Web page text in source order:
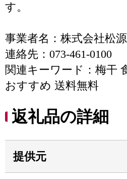
す。
事業者名：株式会社松源
連絡先：073-461-0100
関連キーワード：梅干
おすすめ 送料無料
返礼品の詳細
提供元